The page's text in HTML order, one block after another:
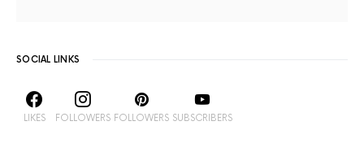
SOCIAL LINKS
LIKES FOLLOWERS FOLLOWERS SUBSCRIBERS